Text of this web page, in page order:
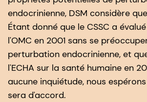
endocrinienne, DSM considère
Étant donné que le CSSC a
l'OMC en 2001 sans se
perturbation endocrinienne, et
l'ECHA sur la santé humaine en
aucune inquiétude, nous espérons
sera d'accord.